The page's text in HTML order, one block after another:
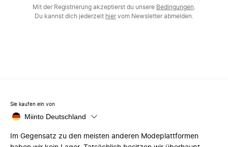
Mit der Registrierung akzeptierst du unsere Bedingungen
Du kannst dich jederzeit hiervom Newsletter abmelden.
Sie kaufen ein von
Miinto Deutschland
Im Gegensatz zu den meisten anderen Modeplattformen